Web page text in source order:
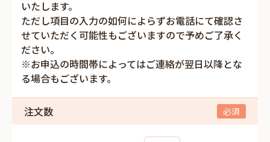
いたします。
ただし項目の入力の如何によらずお電話にて確認さ
せていただく可能性もございますので予めご了承く
ださい。
※お申込の時間帯によってはご連絡が翌日以降とな
る場合もございます。
注文数